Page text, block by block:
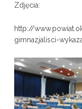
Zdjęcia:
http://
gimnazjalisci-